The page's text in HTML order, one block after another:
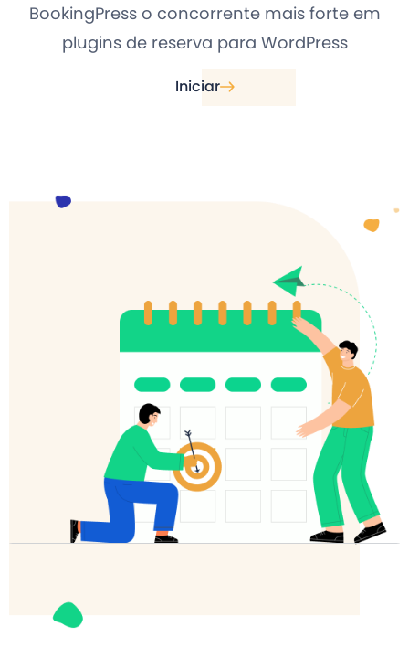
BookingPress o concorrente mais forte em
plugins de reserva para WordPress
Iniciar